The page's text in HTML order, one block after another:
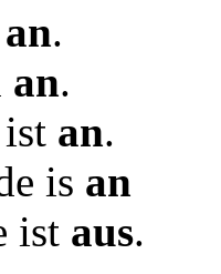
an.
an.
an.
is an
ist aus.